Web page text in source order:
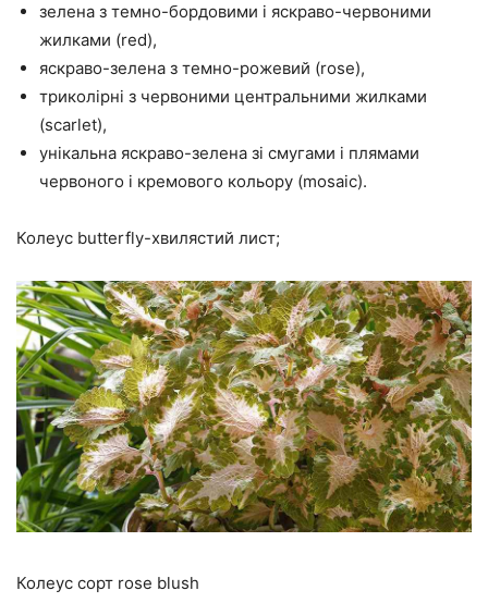
зелена з темно-бордовими і яскраво-червоними
жилками (red),
яскраво-зелена з темно-рожевий (rose),
триколірні з червоними центральними жилками
(scarlet),
унікальна яскраво-зелена зі смугами і плямами
червоного і кремового кольору (mosaic).
Колеус butterfly-хвилястий лист;
Колеус сорт rose blush